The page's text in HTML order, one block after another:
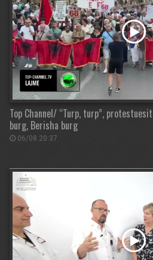
Top Channel/ “Turp, turp”,
burg, Berisha burg
06/08 20:37